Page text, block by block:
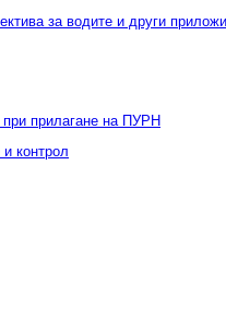
за водите и други
прилагане на ПУРН
контрол